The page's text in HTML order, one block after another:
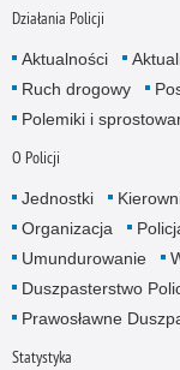
Działania Policji
Aktualności
Ruch drogowy
Polemiki i
O Policji
Jednostki
Organizacja
Umundurowanie
Duszpasterstwo
Prawosławne
Statystyka